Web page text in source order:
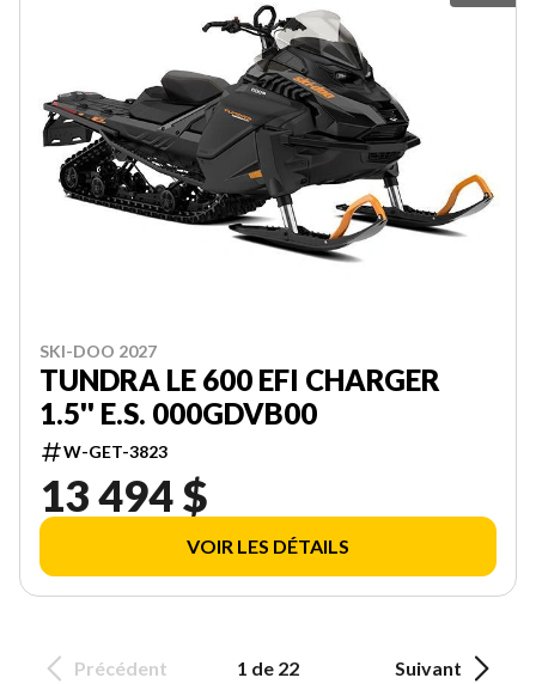
SKI-DOO 2027
TUNDRA LE 600 EFI CHARGER
1.5'' E.S. 000GDVB00
W-GET-3823
13 494 $
VOIR LES DÉTAILS
Précédent 1 de 22 Suivant